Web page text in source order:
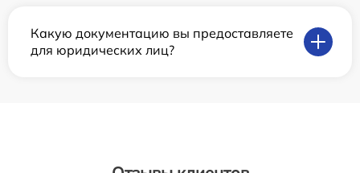
Какую документацию вы предоставляете
для юридических лиц?